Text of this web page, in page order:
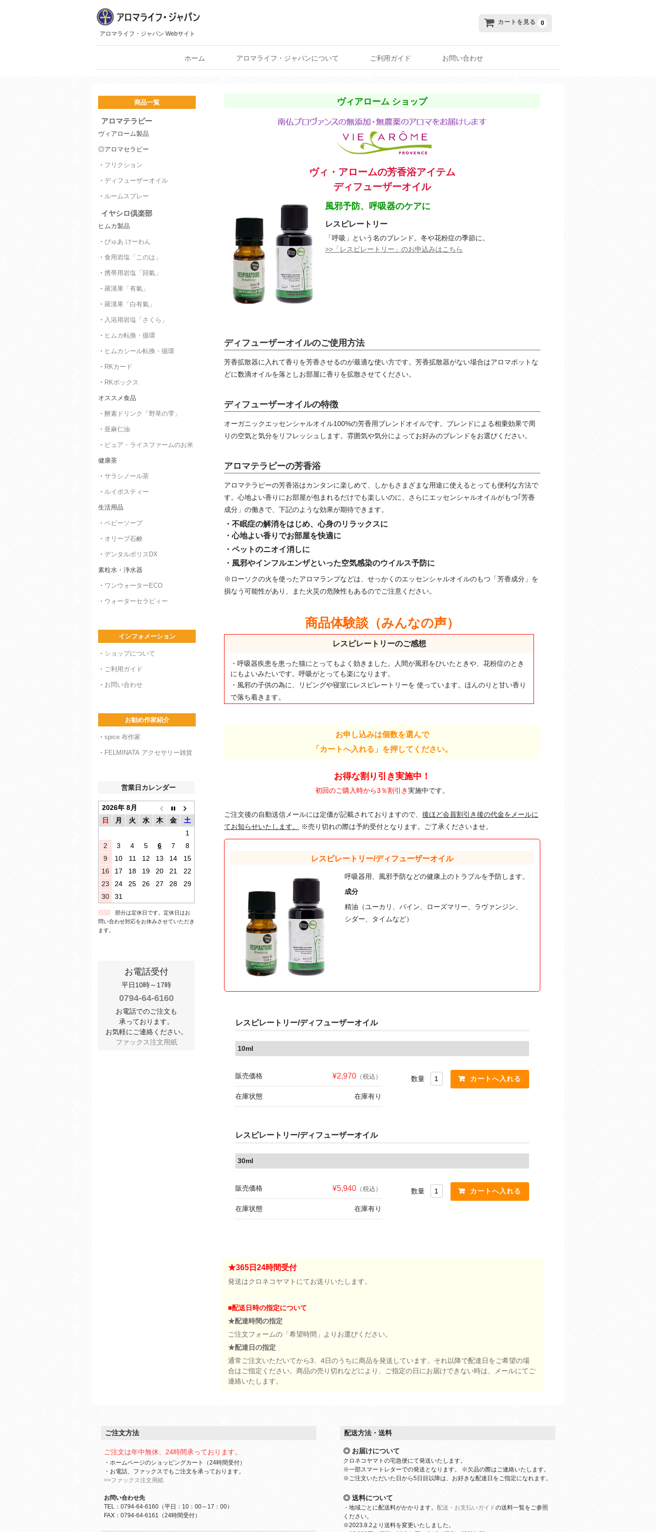
カートを見る
0
アロマライフ・ジャパン Webサイト
ホーム アロマライフ・ジャパンについて ご利用ガイド お問い合わせ
ヴィアローム ショップ
ヴィ・アロームの芳香浴アイテム
ディフューザーオイル
風邪予防、呼吸器のケアに
レスピレートリー
「呼吸」という名のブレンド。冬や花粉症の季節に。
>>「レスピレートリー」のお申込みはこちら
ディフューザーオイルのご使用方法
芳香拡散器に入れて香りを芳香させるのが最適な使い方です。芳香拡散器がない場合はアロマポットな
どに数滴オイルを落としお部屋に香りを拡散させてください。
ディフューザーオイルの特徴
オーガニックエッセンシャルオイル100%の芳香用ブレンドオイルです。ブレンドによる相乗効果で周
りの空気と気分をリフレッシュします。雰囲気や気分によってお好みのブレンドをお選びください。
アロマテラピーの芳香浴
アロマテラピーの芳香浴はカンタンに楽しめて、しかもさまざまな用途に使えるとっても便利な方法で
す。心地よい香りにお部屋が包まれるだけでも楽しいのに、さらにエッセンシャルオイルがもつ｢芳香
成分」の働きで、下記のような効果が期待できます。
・不眠症の解消をはじめ、心身のリラックスに
・心地よい香りでお部屋を快適に
・ペットのニオイ消しに
・風邪やインフルエンザといった空気感染のウイルス予防に
※ローソクの火を使ったアロマランプなどは、せっかくのエッセンシャルオイルのもつ「芳香成分」を
損なう可能性があり、また火災の危険性もあるのでご注意ください。
商品体験談（みんなの声）
レスピレートリーのご感想
・呼吸器疾患を患った猫にとってもよく効きました。人間が風邪をひいたときや、花粉症のとき
にもよいみたいです。呼吸がとっても楽になります。
・風邪の子供の為に、リビングや寝室にレスピレートリーを 使っています。ほんのりと甘い香り
で落ち着きます。
お申し込みは個数を選んで
「カートへ入れる」を押してください。
お得な割り引き実施中！
初回のご購入時から3％割引き実施中です。
ご注文後の自動送信メールには定価が記載されておりますので、後ほど会員割引き後の代金をメールに
てお知らせいたします。
※売り切れの際は予約受付となります。ご了承くださいませ。
レスピレートリー/ディフューザーオイル
呼吸器用、風邪予防などの健康上のトラブルを予防します。
成分
精油（ユーカリ、パイン、ローズマリー、ラヴァンジン、
シダー、タイムなど）
レスピレートリー/ディフューザーオイル
10ml
販売価格 ¥2,970 （税込）
在庫状態 在庫有り
数量
レスピレートリー/ディフューザーオイル
30ml
販売価格 ¥5,940 （税込）
在庫状態 在庫有り
数量
★365日24時間受付
発送はクロネコヤマトにてお送りいたします。
■配送日時の指定について
★配達時間の指定
ご注文フォームの「希望時間」よりお選びください。
★配達日の指定
通常ご注文いただいてから3、4日のうちに商品を発送しています。それ以降で配達日をご希望の場
合はご指定ください。商品の売り切れなどにより、ご指定の日にお届けできない時は、メールにてご
連絡いたします。
商品一覧
アロマテラピー
ヴィアローム製品
◎アロマセラピー
・ フリクション
・ ディフューザーオイル
・ ルームスプレー
イヤシロ倶楽部
ヒムカ製品
・ ぴゅあ けーわん
・ 食用岩塩「このは」
・ 携帯用岩塩「回氣」
・ 羅漢果「有氣」
・ 羅漢果「白有氣」
・ 入浴用岩塩「さくら」
・ ヒムカ転換・循環
・ ヒムカシール転換・循環
・ RKカード
・ RKボックス
オススメ食品
・ 酵素ドリンク「野草の雫」
・ 亜麻仁油
・ ピュア・ライスファームのお米
健康茶
・ サラシノール茶
・ ルイボスティー
生活用品
・ ベビーソープ
・ オリーブ石鹸
・ デンタルポリスDX
素粒水・浄水器
・ ワンウォーターECO
・ ウォーターセラピィー
インフォメーション
・ ショップについて
・ ご利用ガイド
・ お問い合わせ
お勧め作家紹介
・ spice 布作家
・ FELMINATA アクセサリー雑貨
営業日カレンダー
2026年 8月
日
月 火 水 木 金
土
1
2
3 4 5 6 7
8
9
10 11 12 13 14
15
16
17 18 19 20 21
22
23
24 25 26 27 28
29
30
31
部分は定休日です。定休日はお
問い合わせ対応をお休みさせていただき
ます。
お電話受付
平日10時～17時
0794-64-6160
お電話でのご注文も
承っております。
お気軽にご連絡ください。
ファックス注文用紙
ご注文方法
ご注文は年中無休、24時間承っております。
・ホームページのショッピングカート（24時間受付）
・お電話、ファックスでもご注文を承っております。
>>ファックス注文用紙
お問い合わせ先
TEL：0794-64-6160（平日：10：00～17：00）
FAX：0794-64-6161（24時間受付）
配送方法・送料
◎ お届けについて
クロネコヤマトの宅急便にて発送いたします。
※一部スマートレターでの発送となります。 ※欠品の際はご連絡いたします。
※ご注文いただいた日から5日目以降は、お好きな配達日をご指定になれます。
◎ 送料について
・地域ごとに配送料がかかります。 配送・お支払いガイドの送料一覧をご参照
ください。
※2023.8.2より送料を変更いたしました。